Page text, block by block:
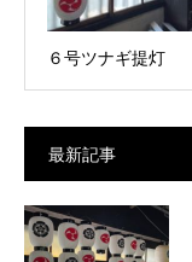
６号ツナギ提灯
最新記事